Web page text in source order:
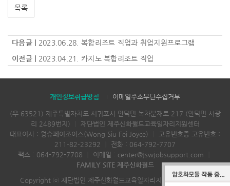
목록
다음글 | 2023.06.28. 복합리조트 직업과 취업지원프로그램
이전글 | 2023.04.21. 카지노 복합리조트 직업
개인정보취급방침 이메일주소무단수집거부
(우:63521) 제주특별자치도 서귀포시 안덕면 녹차분재로 217 (안덕면 서광
리 2489번지)
재단법인 제주신화월드교육일자리지원센터
대표이사 : 웡슈페이조이스(Wong Siu Fei Joyce)
고유번호증 고유번호 :
211-82-23292
전화 : 064-792-7707
팩스 : 064-792-7708
이메일 : center@jswjobsupport.com
FAMILY SITE 제주신화월드
Copyright ⓒ 재단법인 제주신화월드교육일자리지원센터 All rights